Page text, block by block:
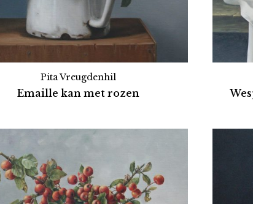
Pita Vreugdenhil
Emaille kan met rozen